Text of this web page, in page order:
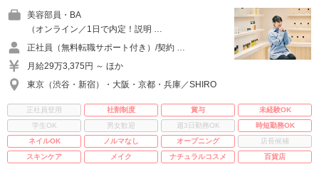
美容部員・BA
（オンライン／1日で内定！説明 …
正社員（無料転職サポート付き）/契約 …
月給29万3,375円 ～ ほか
東京（渋谷・新宿）・大阪・京都・兵庫／SHIRO
正社員登用 社割制度 賞与
未経験OK
学生OK
男女歓迎 週3日勤務OK
時短勤務OK
ネイルOK
ノルマなし オープニング
店長候補
スキンケア
メイク ナチュラルコスメ 百貨店